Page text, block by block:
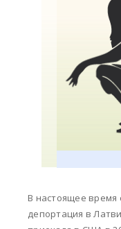
В настоящее время
депортация в